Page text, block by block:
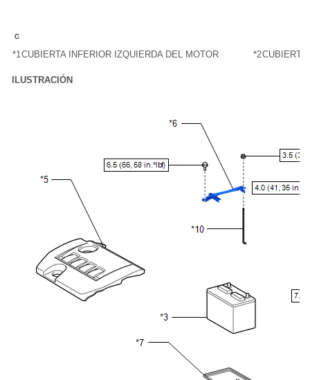
*1CUBIERTA INFERIOR IZQUIERDA DEL MOTOR *2CUBIERTA
ILUSTRACIÓN